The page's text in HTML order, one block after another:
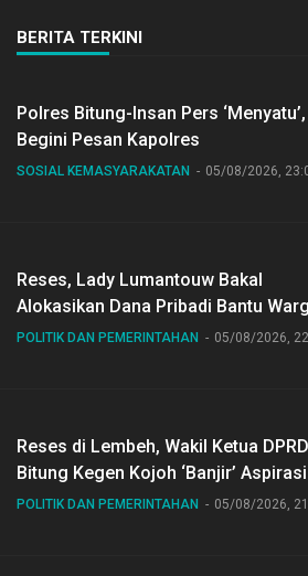
BERITA TERKINI
Polres Bitung-Insan Pers ‘Menyatu’,
Begini Pesan Kapolres
SOSIAL KEMASYARAKATAN 05/08/2026,
Reses, Lady Lumantouw Bakal
Alokasikan Dana Pribadi Bantu
POLITIK DAN PEMERINTAHAN 05/08/2026,
Reses di Lembeh, Wakil Ketua DPRD
Bitung Kegen Kojoh ‘Banjir’ Aspirasi
POLITIK DAN PEMERINTAHAN 05/08/2026,